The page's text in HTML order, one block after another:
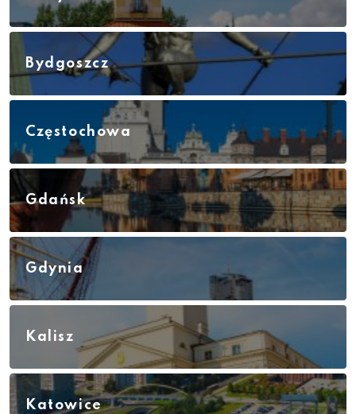
Bydgoszcz
Częstochowa
Gdańsk
Gdynia
Kalisz
Katowice